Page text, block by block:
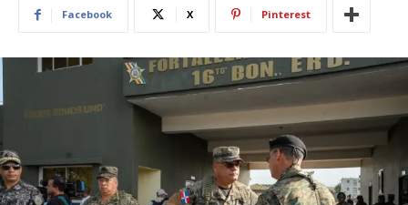
Facebook X Pinterest